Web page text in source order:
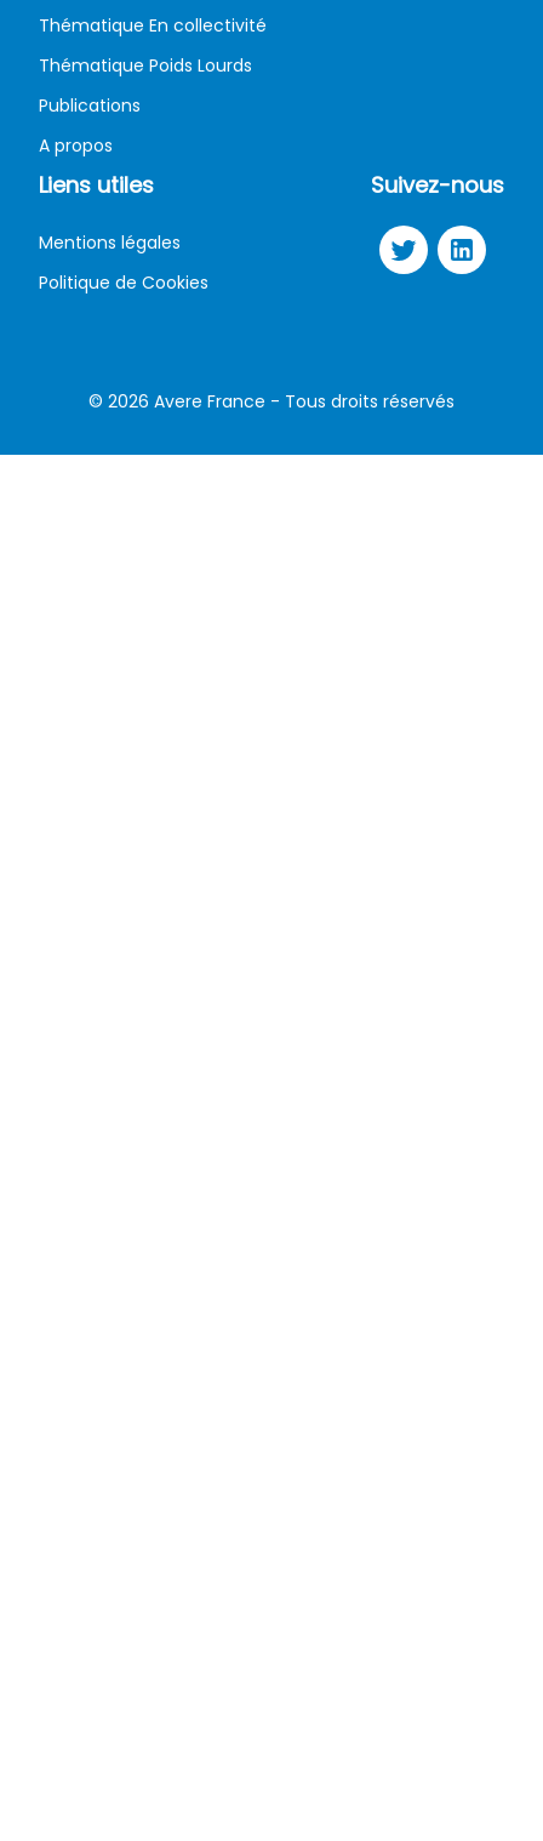
Thématique En collectivité
Thématique Poids Lourds
Publications
A propos
Liens utiles
Mentions légales
Politique de Cookies
Suivez-nous
© 2026 Avere France - Tous droits réservés